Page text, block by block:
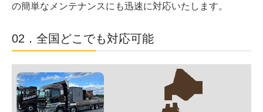
お問合せ
個人情報保護方針
の簡単なメンテナンスにも迅速に対応いたします。
02．全国どこでも対応可能